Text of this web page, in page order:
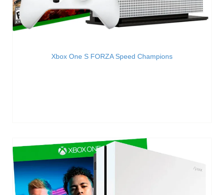
Xbox One S FORZA Speed Champions